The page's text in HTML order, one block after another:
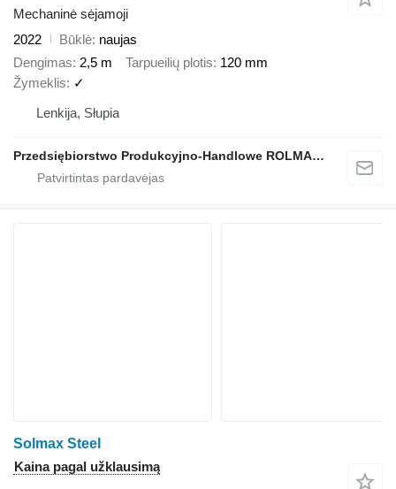
Mechaninė sėjamoji
2022
Būklė naujas
Dengimas 2,5 m Tarpueilių plotis 120 mm
Žymeklis
✓
Lenkija, Słupia
Przedsiębiorstwo Produkcyjno-Handlowe ROLMAPOL Marcin Dziekan
Solmax Steel
Kaina pagal užklausimą